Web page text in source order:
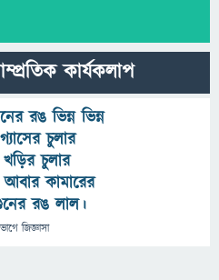
কার্যকলাপ
রঙ ভিন্ন ভিন্ন
চুলার
চুলার
কামারের
রঙ লাল।
জিজ্ঞাসা